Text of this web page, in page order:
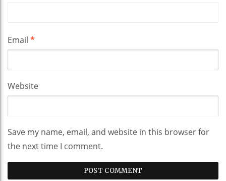
Email *
Website
Save my name, email, and website in this browser for
the next time I comment.